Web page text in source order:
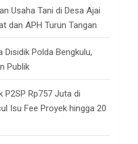
Usaha Tani di Desa Ajai
dan APH Turun Tangan
Disidik Polda Bengkulu,
Publik
P2SP Rp757 Juta di
Isu Fee Proyek hingga 20